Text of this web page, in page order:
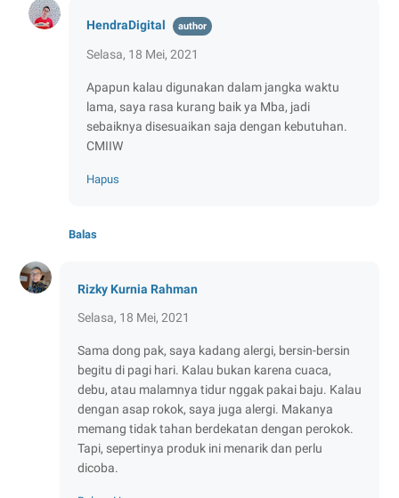
HendraDigital
Selasa, 18 Mei, 2021
Apapun kalau digunakan dalam jangka waktu
lama, saya rasa kurang baik ya Mba, jadi
sebaiknya disesuaikan saja dengan kebutuhan.
CMIIW
Hapus
Balas
Rizky Kurnia Rahman
Selasa, 18 Mei, 2021
Sama dong pak, saya kadang alergi, bersin-bersin
begitu di pagi hari. Kalau bukan karena cuaca,
debu, atau malamnya tidur nggak pakai baju. Kalau
dengan asap rokok, saya juga alergi. Makanya
memang tidak tahan berdekatan dengan perokok.
Tapi, sepertinya produk ini menarik dan perlu
dicoba.